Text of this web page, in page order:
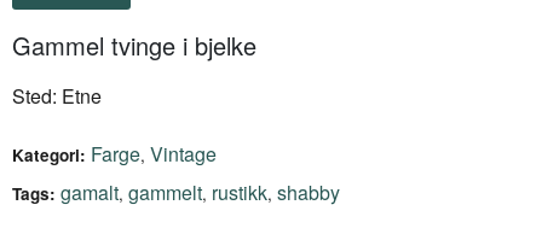
Gammel tvinge i bjelke
Sted: Etne
Kategori: Farge, Vintage
Tags: gamalt, gammelt, rustikk, shabby